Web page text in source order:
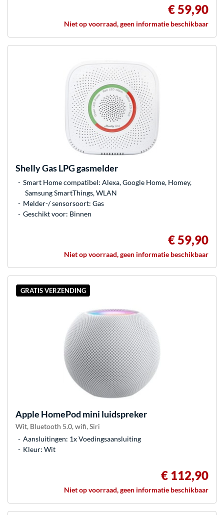
€ 59,90
Niet op voorraad, geen informatie beschikbaar
ShellyGas LPG gasmelder
Smart Home compatibel: Alexa, Google Home, Homey,
Samsung SmartThings, WLAN
Melder-/ sensorsoort: Gas
Geschikt voor: Binnen
€ 59,90
Niet op voorraad, geen informatie beschikbaar
GRATIS VERZENDING
Apple HomePod mini luidspreker
Wit, Bluetooth 5.0, wifi, Siri
Aansluitingen: 1x Voedingsaansluiting
Kleur: Wit
€ 112,90
Niet op voorraad, geen informatie beschikbaar